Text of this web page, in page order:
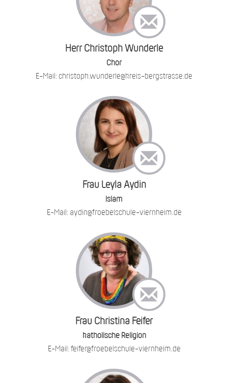
Herr Christoph Wunderle
Chor
E-Mail: christoph.wunderle@kreis-bergstrasse.de
Frau Leyla Aydin
Islam
E-Mail: aydin@froebelschule-viernheim.de
Frau Christina Feifer
katholische Religion
E-Mail: feifer@froebelschule-viernheim.de